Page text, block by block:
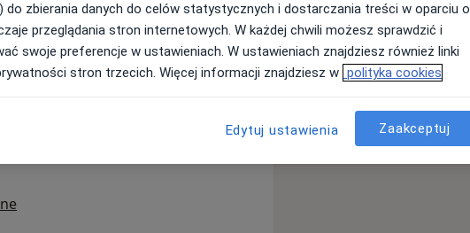
im. M. Kopernika w Łodzi,
z chorobami
praktyki w Poradni
i leczenie osób z
krzepnięcia. Posiadam
cienkoigłowych i
akademicki prowadzę
Medycznego. Jestem
w polskich i zagranicznych
do zbierania danych do celów statystycznych i dostarczania treści w oparciu o
przeglądania stron internetowych. W każdej chwili możesz sprawdzić i
swoje preferencje w ustawieniach. W ustawieniach znajdziesz również linki
stron trzecich. Więcej informacji znajdziesz w polityka cookies
Edytuj ustawienia Zaakceptuj